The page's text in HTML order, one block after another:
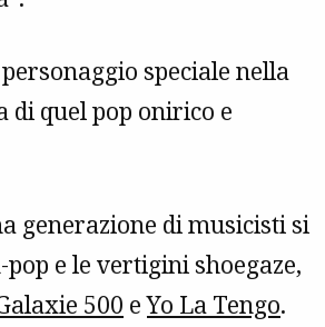
speciale nella
di quel pop onirico e
generazione di musicisti si
e le vertigini shoegaze,
500 eYo La Tengo.